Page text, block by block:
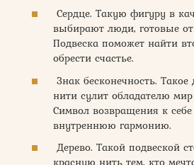
Сердце. Такую фигуру в
выбирают люди, готовые
Подвеска поможет найти
обрести счастье.
Знак бесконечность.
нити сулит обладателю
Символ возвращения к себе
внутреннюю гармонию.
Дерево. Такой подвеской